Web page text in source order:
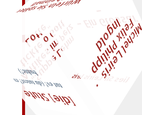
„
S
u
p
p
e
L
e
h
m
A
n
t
i
k
e
s
i
m
P
e
l
z
t
i
c
k
t
e
o
G
ot
t
L
o
t
t
e
"
[die] Stute
tut es! (du tutest? es
buhte!) M
i
c
h
e
l
L
e
i
r
i
s
・
F
e
l
i
x
P
h
i
l
i
p
p
I
n
g
o
l
d
lies Sir Leiris leis
W
ürfeln Sie später
n
och einm
al!